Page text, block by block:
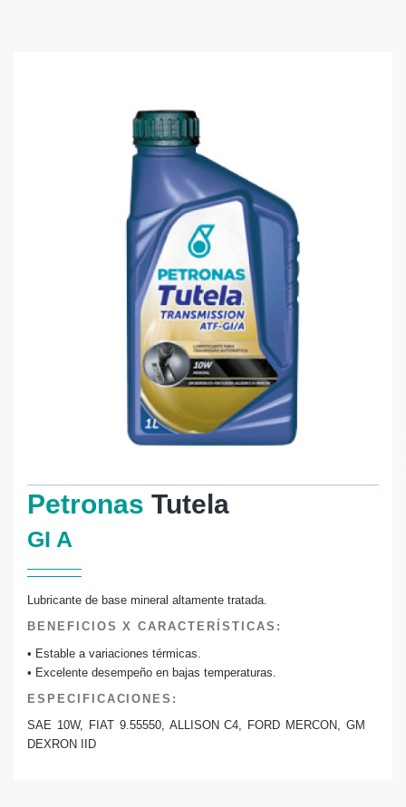
Petronas Tutela
GI A
Lubricante de base mineral altamente tratada.
BENEFICIOS X CARACTERÍSTICAS:
• Estable a variaciones térmicas.
• Excelente desempeño en bajas temperaturas.
ESPECIFICACIONES:
SAE 10W, FIAT 9.55550, ALLISON C4, FORD MERCON, GM
DEXRON IID